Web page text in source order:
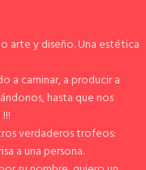
arte y diseño. Una estética
a caminar, a producir a
hasta que nos
verdaderos trofeos:
a una persona.